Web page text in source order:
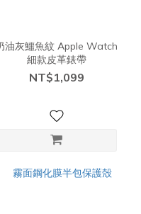
油灰鱷魚紋 Apple Watch
細款皮革錶帶
NT$1,099